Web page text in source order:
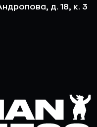
д. 18, к. 3